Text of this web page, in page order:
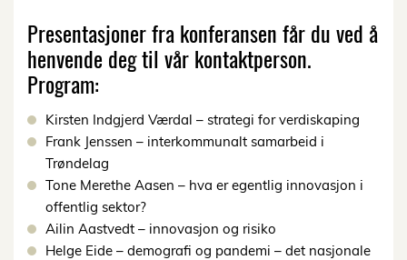
Presentasjoner fra konferansen får du ved å
henvende deg til vår kontaktperson.
Program:
Kirsten Indgjerd Værdal – strategi for verdiskaping
Frank Jenssen – interkommunalt samarbeid i
Trøndelag
Tone Merethe Aasen – hva er egentlig innovasjon i
offentlig sektor?
Ailin Aastvedt – innovasjon og risiko
Helge Eide – demografi og pandemi – det nasjonale